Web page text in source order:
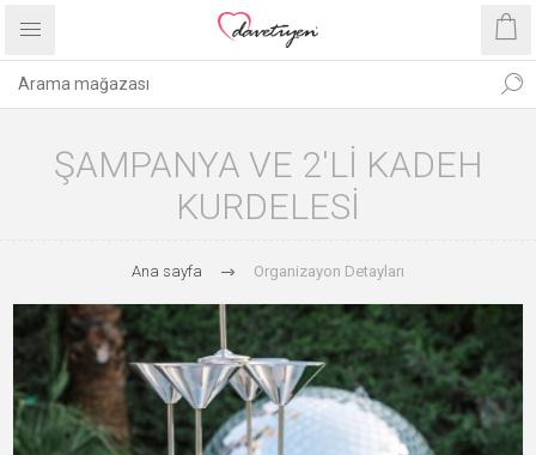
ŞAMPANYA VE 2'LI KADEH
KURDELESI
Ana sayfa Organizayon Detayları